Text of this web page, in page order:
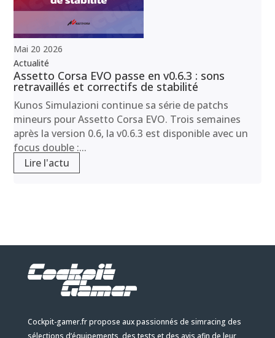
Mai 20 2026
Actualité
Assetto Corsa EVO passe en v0.6.3 : sons
retravaillés et correctifs de stabilité
Kunos Simulazioni continue sa série de patchs
mineurs pour Assetto Corsa EVO. Trois semaines
après la version 0.6, la v0.6.3 est disponible avec un
focus double :...
Lire l'actu
Cockpit-gamer.fr propose aux passionnés de simracing des
sélections d’équipements, des tests et des avis afin de leur